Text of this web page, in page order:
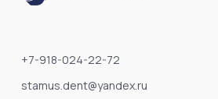
+7-918-024-22-72
stamus.dent@yandex.ru